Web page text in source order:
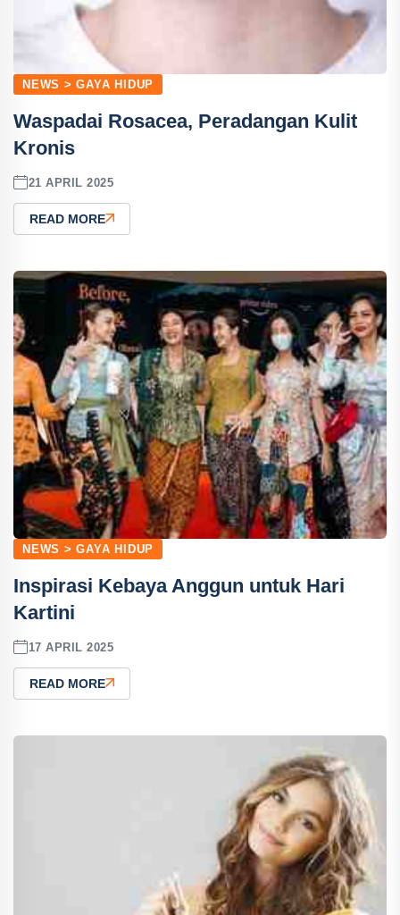
NEWS > GAYA HIDUP
Waspadai Rosacea, Peradangan Kulit
Kronis
21 APRIL 2025
READ MORE
NEWS > GAYA HIDUP
Inspirasi Kebaya Anggun untuk Hari
Kartini
17 APRIL 2025
READ MORE